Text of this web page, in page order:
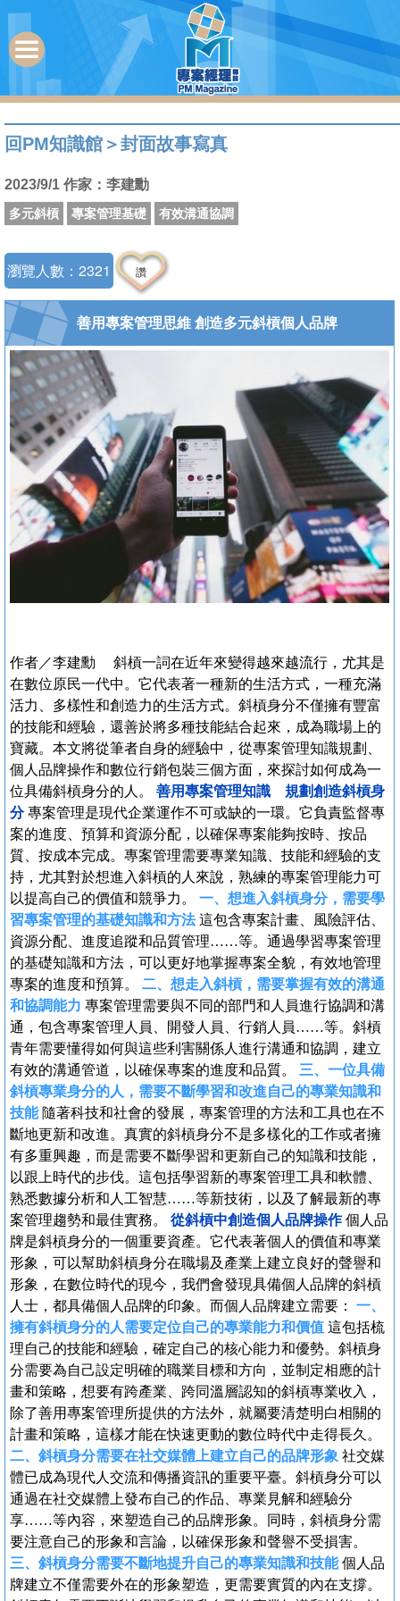
回PM知識館 ＞封面故事寫真
2023/9/1 作家：李建勳
多元斜槓 專案管理基礎 有效溝通協調
瀏覽人數：2321 讚
善用專案管理思維 創造多元斜槓個人品牌
作者／李建勳 斜槓一詞在近年來變得越來越流行，尤其是
在數位原民一代中。它代表著一種新的生活方式，一種充滿
活力、多樣性和創造力的生活方式。斜槓身分不僅擁有豐富
的技能和經驗，還善於將多種技能結合起來，成為職場上的
寶藏。本文將從筆者自身的經驗中，從專案管理知識規劃、
個人品牌操作和數位行銷包裝三個方面，來探討如何成為一
位具備斜槓身分的人。 善用專案管理知識 規劃創造斜槓身
分專案管理是現代企業運作不可或缺的一環。它負責監督專
案的進度、預算和資源分配，以確保專案能夠按時、按品
質、按成本完成。專案管理需要專業知識、技能和經驗的支
持，尤其對於想進入斜槓的人來說，熟練的專案管理能力可
以提高自己的價值和競爭力。 一、想進入斜槓身分，需要學
習專案管理的基礎知識和方法這包含專案計畫、風險評估、
資源分配、進度追蹤和品質管理……等。通過學習專案管理
的基礎知識和方法，可以更好地掌握專案全貌，有效地管理
專案的進度和預算。 二、想走入斜槓，需要掌握有效的溝通
和協調能力 專案管理需要與不同的部門和人員進行協調和溝
通，包含專案管理人員、開發人員、行銷人員……等。斜槓
青年需要懂得如何與這些利害關係人進行溝通和協調，建立
有效的溝通管道，以確保專案的進度和品質。 三、一位具備
斜槓專業身分的人，需要不斷學習和改進自己的專業知識和
技能隨著科技和社會的發展，專案管理的方法和工具也在不
斷地更新和改進。真實的斜槓身分不是多樣化的工作或者擁
有多重興趣，而是需要不斷學習和更新自己的知識和技能，
以跟上時代的步伐。這包括學習新的專案管理工具和軟體、
熟悉數據分析和人工智慧……等新技術，以及了解最新的專
案管理趨勢和最佳實務。 從斜槓中創造個人品牌操作個人品
牌是斜槓身分的一個重要資產。它代表著個人的價值和專業
形象，可以幫助斜槓身分在職場及產業上建立良好的聲譽和
形象，在數位時代的現今，我們會發現具備個人品牌的斜槓
人士，都具備個人品牌的印象。而個人品牌建立需要： 一、
擁有斜槓身分的人需要定位自己的專業能力和價值 這包括梳
理自己的技能和經驗，確定自己的核心能力和優勢。斜槓身
分需要為自己設定明確的職業目標和方向，並制定相應的計
畫和策略，想要有跨產業、跨同溫層認知的斜槓專業收入，
除了善用專案管理所提供的方法外，就屬要清楚明白相關的
計畫和策略，這樣才能在快速更動的數位時代中走得長久。
二、斜槓身分需要在社交媒體上建立自己的品牌形象 社交媒
體已成為現代人交流和傳播資訊的重要平臺。斜槓身分可以
通過在社交媒體上發布自己的作品、專業見解和經驗分
享……等內容，來塑造自己的品牌形象。同時，斜槓身分需
要注意自己的形象和言論，以確保形象和聲譽不受損害。
三、斜槓身分需要不斷地提升自己的專業知識和技能個人品
牌建立不僅需要外在的形象塑造，更需要實質的內在支撐。